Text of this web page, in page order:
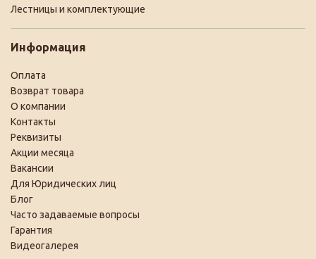
Лестницы и комплектующие
Информация
Оплата
Возврат товара
О компании
Контакты
Реквизиты
Акции месяца
Вакансии
Для Юридических лиц
Блог
Часто задаваемые вопросы
Гарантия
Видеогалерея